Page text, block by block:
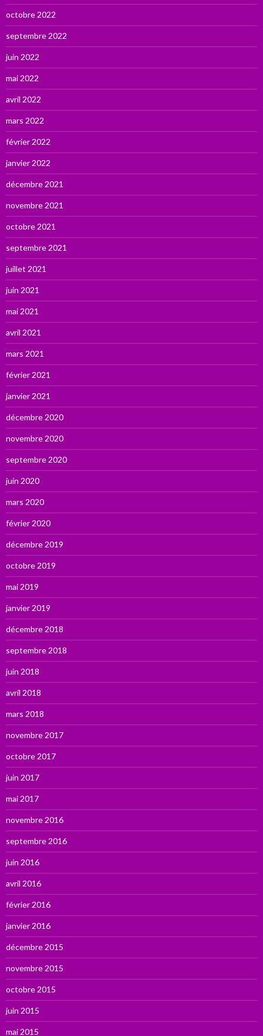
octobre 2022
septembre 2022
juin 2022
mai 2022
avril 2022
mars 2022
février 2022
janvier 2022
décembre 2021
novembre 2021
octobre 2021
septembre 2021
juillet 2021
juin 2021
mai 2021
avril 2021
mars 2021
février 2021
janvier 2021
décembre 2020
novembre 2020
septembre 2020
juin 2020
mars 2020
février 2020
décembre 2019
octobre 2019
mai 2019
janvier 2019
décembre 2018
septembre 2018
juin 2018
avril 2018
mars 2018
novembre 2017
octobre 2017
juin 2017
mai 2017
novembre 2016
septembre 2016
juin 2016
avril 2016
février 2016
janvier 2016
décembre 2015
novembre 2015
octobre 2015
juin 2015
mai 2015